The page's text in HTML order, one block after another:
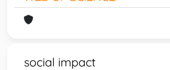
social impact